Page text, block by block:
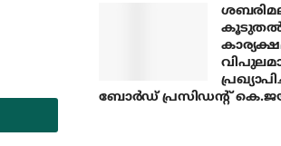
ബോര്‍ഡ് പ്രസിഡന്റ്